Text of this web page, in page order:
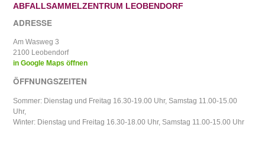
ABFALLSAMMELZENTRUM LEOBENDORF
ADRESSE
Am Wasweg 3
2100 Leobendorf
in Google Maps öffnen
ÖFFNUNGSZEITEN
Sommer: Dienstag und Freitag 16.30-19.00 Uhr, Samstag 11.00-15.00
Uhr,
Winter: Dienstag und Freitag 16.30-18.00 Uhr, Samstag 11.00-15.00 Uhr